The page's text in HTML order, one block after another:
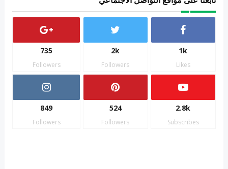
1k
Likes
2k
Followers
735
Followers
2.8k
Subscribes
524
Followers
849
Followers